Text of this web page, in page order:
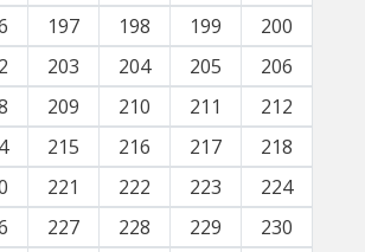
197 198 199
200
203 204 205
206
209 210 211
212
215 216 217
218
221 222 223
224
227 228 229
230